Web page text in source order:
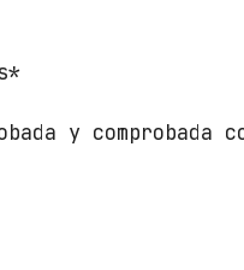
y comprobada